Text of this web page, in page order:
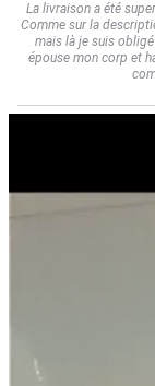
La livraison a été
Comme sur la
mais là je suis obligé
épouse mon corp et